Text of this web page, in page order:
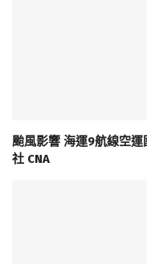
颱風影響 海運9航線空
社 CNA